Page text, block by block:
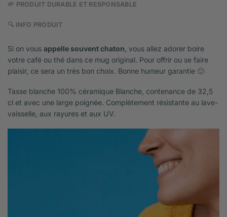
🌱 PRODUIT DURABLE ET RESPONSABLE
🔍 INFO PRODUIT
Si on vous appelle souvent chaton , vous allez adorer boire
votre café ou thé dans ce mug original. Pour offrir ou se faire
plaisir, ce sera un très bon choix. Bonne humeur garantie 🙂
Tasse blanche 100% céramique Blanche, contenance de 32,5
cl et avec une large poignée. Complètement résistante au lave-
vaisselle, aux rayures et aux UV.